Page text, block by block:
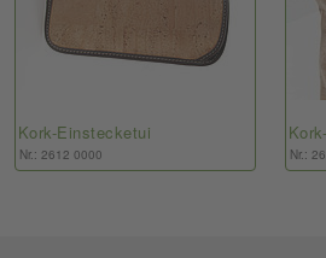
Kork-Einstecketui
Nr.: 2612 0000 Nr.: